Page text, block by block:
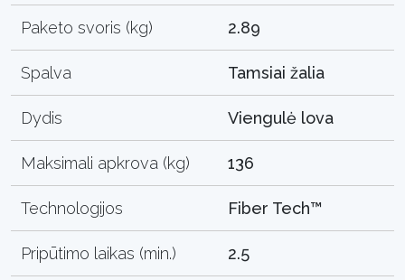
Paketo svoris (kg) 2.89
Spalva Tamsiai žalia
Dydis Viengulė lova
Maksimali apkrova (kg) 136
Technologijos Fiber Tech™
Pripūtimo laikas (min.) 2.5